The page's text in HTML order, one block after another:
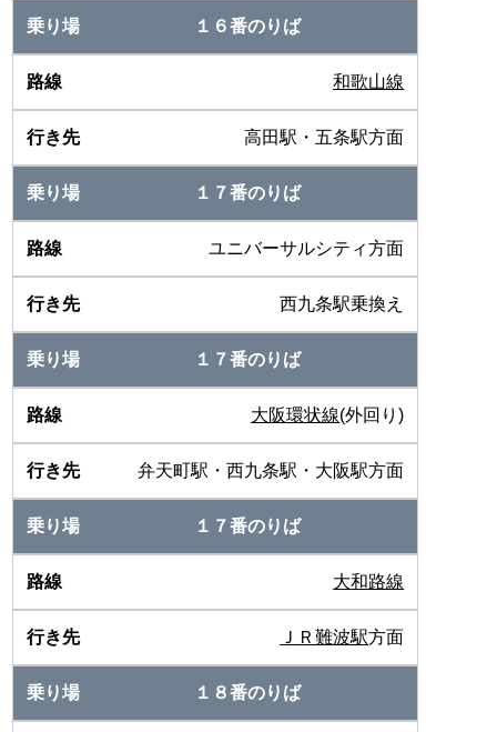
１６番のりば
和歌山線
高田駅・五条駅方面
１７番のりば
ユニバーサルシティ方面
西九条駅乗換え
１７番のりば
大阪環状線(外回り)
弁天町駅・西九条駅・大阪駅方面
１７番のりば
大和路線
ＪＲ難波駅方面
１８番のりば